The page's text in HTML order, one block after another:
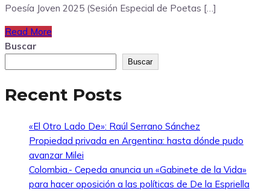
Poesía Joven 2025 (Sesión Especial de Poetas […]
Read More
Buscar
Buscar
Recent Posts
«El Otro Lado De»: Raúl Serrano Sánchez
Propiedad privada en Argentina: hasta dónde pudo
avanzar Milei
Colombia.- Cepeda anuncia un «Gabinete de la Vida»
para hacer oposición a las políticas de De la Espriella